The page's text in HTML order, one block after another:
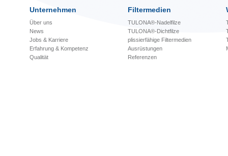
Unternehmen Filtermedien
Über uns
News
Jobs & Karriere
Erfahrung & Kompetenz
Qualität
TULONA®-Nadelfilze
TULONA®-Dichtfilze
plissierfähige Filtermedien
Ausrüstungen
Referenzen